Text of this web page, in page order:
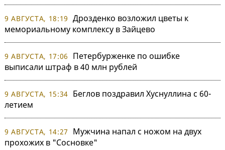
9 АВГУСТА, 18:19 Дрозденко возложил цветы к
мемориальному комплексу в Зайцево
9 АВГУСТА, 17:06
Петербурженке по ошибке
выписали штраф в 40 млн рублей
9 АВГУСТА, 15:34 Беглов поздравил Хуснуллина с 60-
летием
9 АВГУСТА, 14:27
Мужчина напал с ножом на двух
прохожих в "Сосновке"